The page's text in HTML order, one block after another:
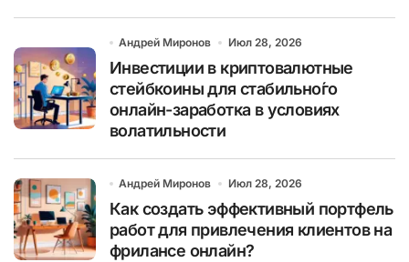
Андрей Миронов Июл 28, 2026
Инвестиции в криптовалютные
стейбкоины для стабильно́го
онлайн-заработка в условиях
волатильности
Андрей Миронов Июл 28, 2026
Как создать эффективный портфель
работ для привлечения клиентов на
фрилансе онлайн?